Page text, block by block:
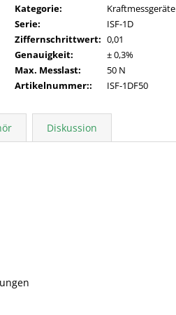
Kategorie:
Kraftmessgeräte
Serie:
ISF-1D
Ziffernschrittwert: 0,01
Genauigkeit:
± 0,3%
Max. Messlast:
50 N
Artikelnummer:: ISF-1DF50
Diskussion